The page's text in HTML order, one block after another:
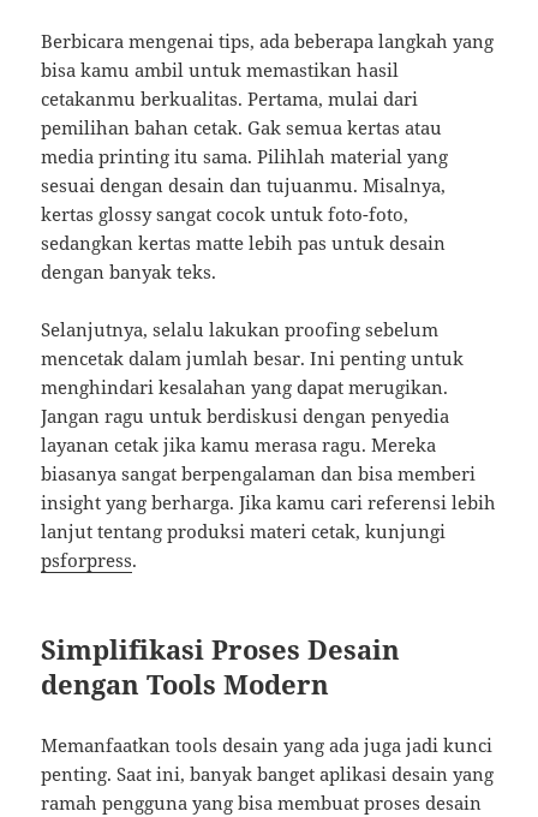
Berbicara mengenai tips, ada beberapa langkah yang
bisa kamu ambil untuk memastikan hasil
cetakanmu berkualitas. Pertama, mulai dari
pemilihan bahan cetak. Gak semua kertas atau
media printing itu sama. Pilihlah material yang
sesuai dengan desain dan tujuanmu. Misalnya,
kertas glossy sangat cocok untuk foto-foto,
sedangkan kertas matte lebih pas untuk desain
dengan banyak teks.
Selanjutnya, selalu lakukan proofing sebelum
mencetak dalam jumlah besar. Ini penting untuk
menghindari kesalahan yang dapat merugikan.
Jangan ragu untuk berdiskusi dengan penyedia
layanan cetak jika kamu merasa ragu. Mereka
biasanya sangat berpengalaman dan bisa memberi
insight yang berharga. Jika kamu cari referensi lebih
lanjut tentang produksi materi cetak, kunjungi
psforpress.
Simplifikasi Proses Desain
dengan Tools Modern
Memanfaatkan tools desain yang ada juga jadi kunci
penting. Saat ini, banyak banget aplikasi desain yang
ramah pengguna yang bisa membuat proses desain